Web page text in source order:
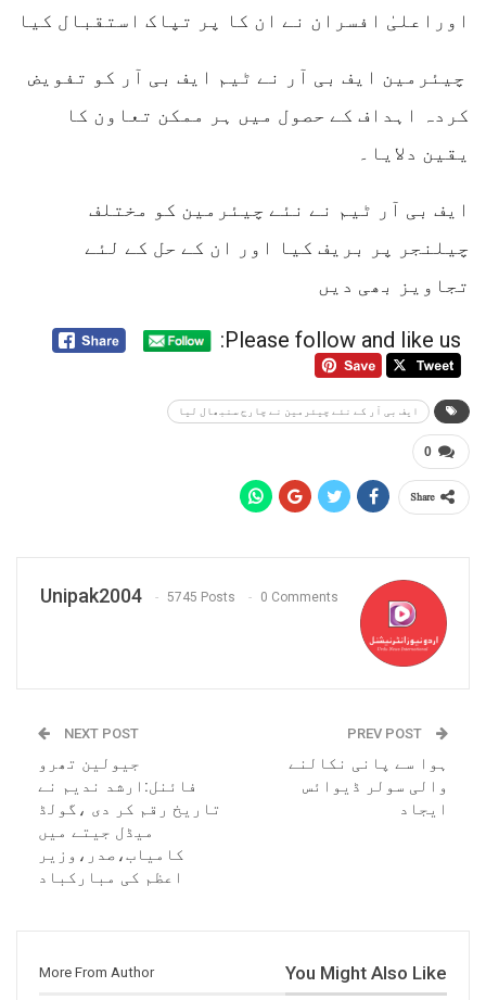
اوراعلیٰ افسران نے ان کا پر تپاک استقبال کیا
چیئرمین ایف بی آر نے ٹیم ایف بی آر کو تفویض
کردہ اہداف کے حصول میں ہر ممکن تعاون کا
یقین دلایا۔
ایف بی آر ٹیم نے نئے چیئرمین کو مختلف
چیلنجر پر بریف کیا اور ان کے حل کے لئے
تجاویز بھی دیں
Please follow and like us:
ایف بی آر کے نئے چیئرمین نے چارج سنبھال لیا
0
Share
Unipak2004 5745 Posts 0 Comments
ہوا سے پانی نکالنے
والی سولر ڈیوائس
ایجاد
NEXT POST
جیولین تھرو
فائنل:ارشد ندیم نے
تاریخ رقم کر دی ،گولڈ
میڈل جیتے میں
کامیاب،صدر،وزیر
اعظم کی مبارکباد
You Might Also Like
More From Author